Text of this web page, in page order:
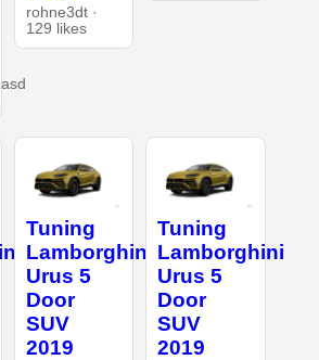
rohne3dt ·
129 likes
Tuning
Lamborghini
Urus 5
Door
SUV
2019
Tuning
Lamborghini
Urus 5
Door
SUV
2019